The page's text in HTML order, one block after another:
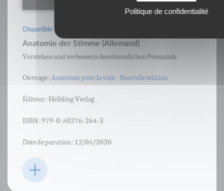
Disponible
Anatomie der Stimme (Allemand)
Verstehen und verbessern des stimmlichen Potenzials
Ouvrage :Anatomie pour la voix - Nouvelle édition
Éditeur : Helbling Verlag
ISBN : 979-0-50276-264-3
Date de parution : 12/05/2020
Politique de confidentialité